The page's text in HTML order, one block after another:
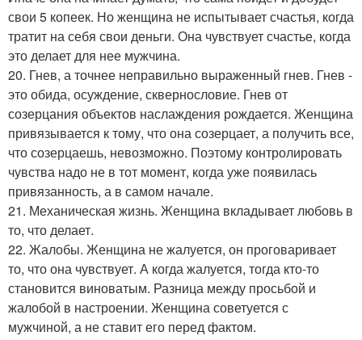
свои 5 копеек. Но женщина не испытывает счастья, когда
тратит на себя свои деньги. Она чувствует счастье, когда
это делает для нее мужчина.
20. Гнев, а точнее неправильно выраженный гнев. Гнев -
это обида, осуждение, сквернословие. Гнев от
созерцания объектов наслаждения рождается. Женщина
привязывается к тому, что она созерцает, а получить все,
что созерцаешь, невозможно. Поэтому контролировать
чувства надо не в тот момент, когда уже появилась
привязанность, а в самом начале.
21. Механическая жизнь. Женщина вкладывает любовь в
то, что делает.
22. Жалобы. Женщина не жалуется, он проговаривает
то, что она чувствует. А когда жалуется, тогда кто-то
становится виноватым. Разница между просьбой и
жалобой в настроении. Женщина советуется с
мужчиной, а не ставит его перед фактом.